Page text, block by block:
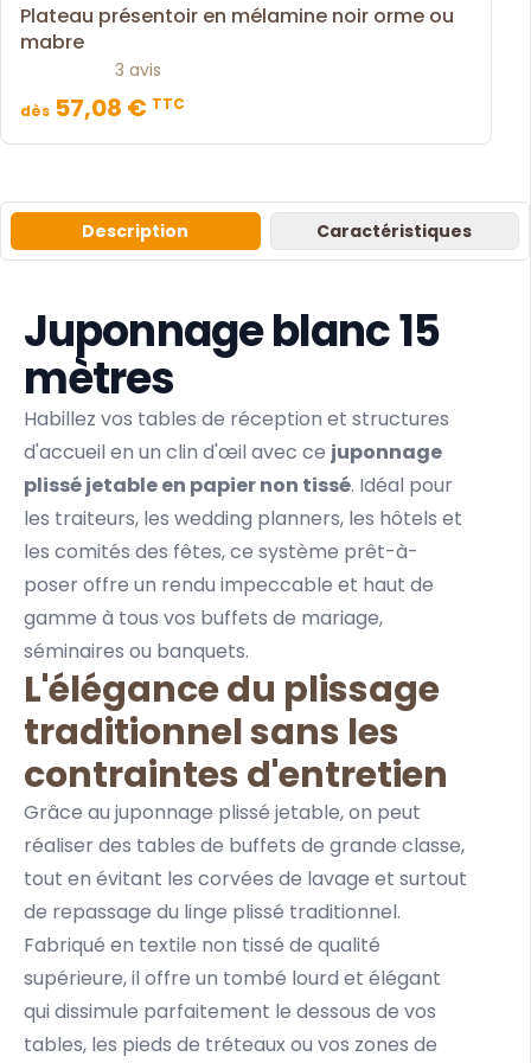
Plateau présentoir en mélamine noir orme ou
mabre
3 avis
dès 57,08 € TTC
Description Caractéristiques
Juponnage blanc 15
mètres
Habillez vos tables de réception et structures
d'accueil en un clin d'œil avec ce juponnage
plissé jetable en papier non tissé. Idéal pour
les traiteurs, les wedding planners, les hôtels et
les comités des fêtes, ce système prêt-à-
poser offre un rendu impeccable et haut de
gamme à tous vos buffets de mariage,
séminaires ou banquets.
L'élégance du plissage
traditionnel sans les
contraintes d'entretien
Grâce au juponnage plissé jetable, on peut
réaliser des tables de buffets de grande classe,
tout en évitant les corvées de lavage et surtout
de repassage du linge plissé traditionnel.
Fabriqué en textile non tissé de qualité
supérieure, il offre un tombé lourd et élégant
qui dissimule parfaitement le dessous de vos
tables, les pieds de tréteaux ou vos zones de